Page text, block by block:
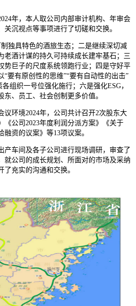
年，本人取公司内部审计机构、年审会
沉视点等事项进行了切磋和交换。
具特色的酒旅生态；二是继续深切减
老酒计谋的持久可持续成长建牢基石；三
势巨子的尺度系统领跑行业；四是守好平
要有原创性的思维”“要有自动性的出击”
组织一号位强化施行；六是强化ESG，
、员工、社会创制更多价值。
环境2024年，公司共计召开2次股东大
《公司2023年度利润分派方案》《关于
资的议案》等13项议案。
车间及各子公司进行现场调研，审查了
就公司的成长规划、所面对的市场及采纳
充实的沟通和交换。